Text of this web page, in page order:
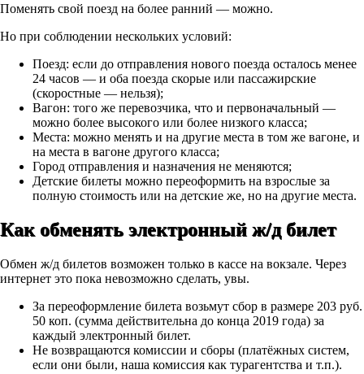
Поменять свой поезд на более ранний — можно.
Но при соблюдении нескольких условий:
Поезд: если до отправления нового поезда осталось менее
24 часов — и оба поезда скорые или пассажирские
(скоростные — нельзя);
Вагон: того же перевозчика, что и первоначальный —
можно более высокого или более низкого класса;
Места: можно менять и на другие места в том же вагоне, и
на места в вагоне другого класса;
Город отправления и назначения не меняются;
Детские билеты можно переоформить на взрослые за
полную стоимость или на детские же, но на другие места.
Как обменять электронный ж/д билет
Обмен ж/д билетов возможен только в кассе на вокзале. Через
интернет это пока невозможно сделать, увы.
За переоформление билета возьмут сбор в размере 203 руб.
50 коп. (сумма действительна до конца 2019 года) за
каждый электронный билет.
Не возвращаются комиссии и сборы (платёжных систем,
если они были, наша комиссия как турагентства и т.п.).